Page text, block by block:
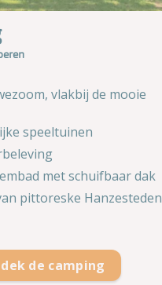
vlakbij de mooie
speeltuinen
met schuifbaar dak
pittoreske Hanzesteden
de camping